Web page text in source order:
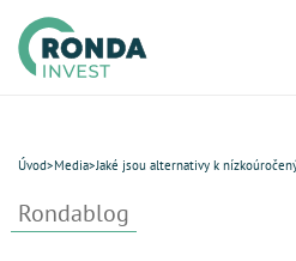
Letní bonus
Úvod>Media>Jaké jsou alternativy k
Rondablog